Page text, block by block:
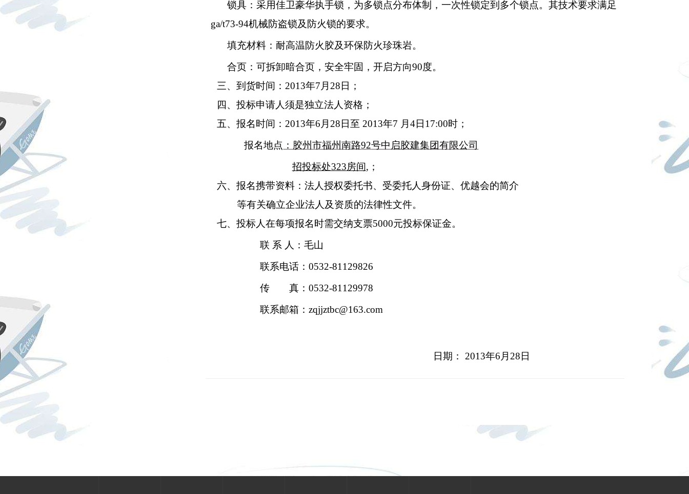
锁具：采用佳卫豪华执手锁，为多锁点分布体制，一次性锁定到多个锁点。其技术要求满足
ga/t73-94机械防盗锁及防火锁的要求。
填充材料：耐高温防火胶及环保防火珍珠岩。
合页：可拆卸暗合页，安全牢固，开启方向90度。
三、 到货时间： 2013年7 月 28 日；
四、 投标申请人须是独立法人资格；
五、 报名时间： 2013年6 月 28 日至 2013年7 月 4日 17:00时；
报名地点 ：胶州市福州南路92号中启胶建集团有限公司
招投标处323房间, ；
六、 报名携带资料：法人授权委托书、受委托人身份证、优越会的简介
等有关确立企业法人及资质的法律性文件。
七、 投标人在每项报名时需交纳支票5000元投标保证金。
联 系 人：毛山
联系电话： 0532-81129826
传 真： 0532-81129978
联系邮箱： zqjjztbc@163.com
日期： 2013年6 月 28 日